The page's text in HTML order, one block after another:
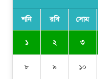
শনি রবি সোম
১ ২ ৩
৮ ৯ ১০